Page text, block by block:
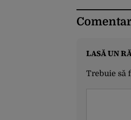
LASĂ UN
Trebuie să